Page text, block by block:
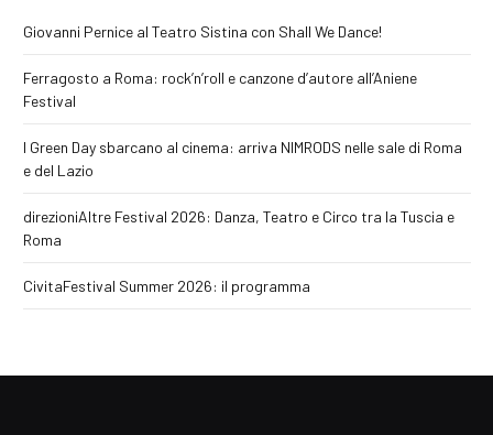
Giovanni Pernice al Teatro Sistina con Shall We Dance!
Ferragosto a Roma: rock’n’roll e canzone d’autore all’Aniene
Festival
I Green Day sbarcano al cinema: arriva NIMRODS nelle sale di Roma
e del Lazio
direzioniAltre Festival 2026: Danza, Teatro e Circo tra la Tuscia e
Roma
CivitaFestival Summer 2026: il programma